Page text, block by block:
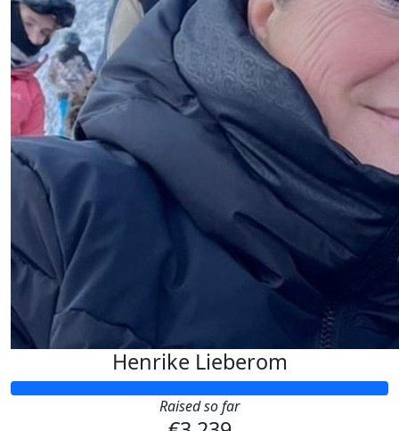
Henrike Lieberom
Raised so far